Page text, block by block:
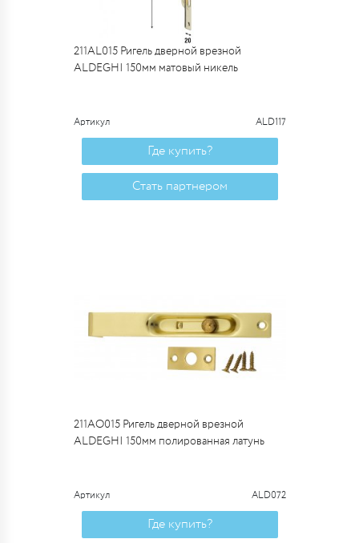
211AL015 Ригель дверной врезной
ALDEGHI 150мм матовый никель
Артикул ALD117
Где купить?
Стать партнером
211AO015 Ригель дверной врезной
ALDEGHI 150мм полированная латунь
Артикул ALD072
Где купить?